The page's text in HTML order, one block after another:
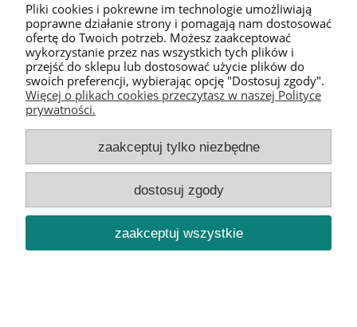
Pomoc
Informacje
O nas
pokaż pełną wersję strony
Pliki cookies i pokrewne im technologie umożliwiają
poprawne działanie strony i pomagają nam dostosować
ofertę do Twoich potrzeb. Możesz zaakceptować
wykorzystanie przez nas wszystkich tych plików i
przejść do sklepu lub dostosować użycie plików do
swoich preferencji, wybierając opcję "Dostosuj zgody".
Więcej o plikach cookies przeczytasz w naszej Polityce
prywatności.
zaakceptuj tylko niezbędne
dostosuj zgody
zaakceptuj wszystkie